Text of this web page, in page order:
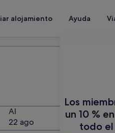
alojamiento Ayuda
Los
un 10 %
todo el
Al
22 ago